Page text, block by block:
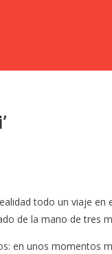
todo un viaje
de la mano de tres
en unos